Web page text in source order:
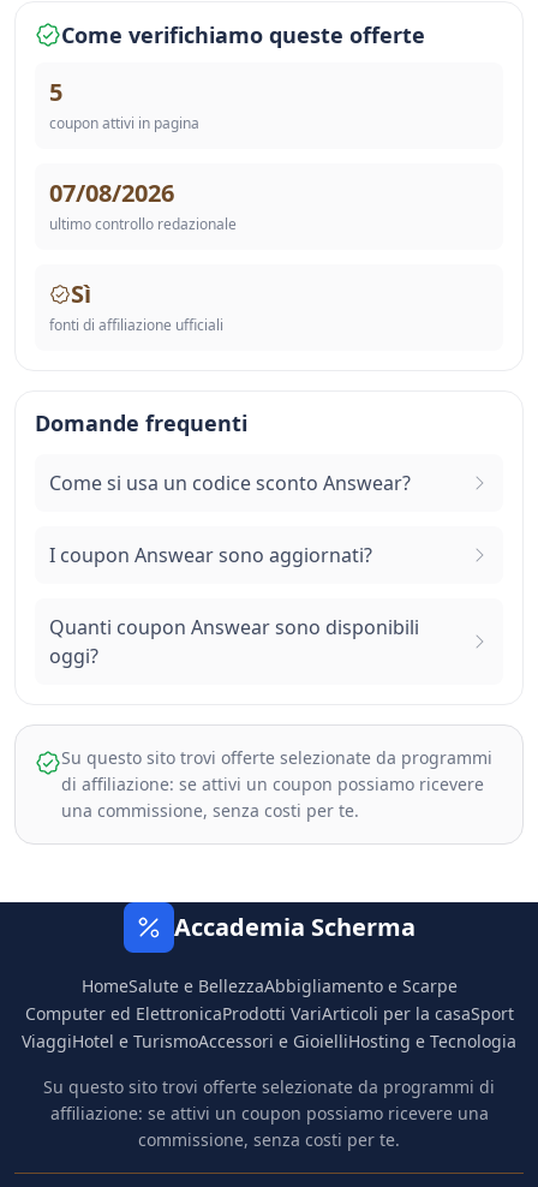
Come verifichiamo queste offerte
5
coupon attivi in pagina
07/08/2026
ultimo controllo redazionale
Sì
fonti di affiliazione ufficiali
Domande frequenti
Come si usa un codice sconto Answear?
I coupon Answear sono aggiornati?
Quanti coupon Answear sono disponibili
oggi?
Su questo sito trovi offerte selezionate da programmi
di affiliazione: se attivi un coupon possiamo ricevere
una commissione, senza costi per te.
Accademia Scherma
HomeSalute e BellezzaAbbigliamento e Scarpe
Computer ed ElettronicaProdotti VariArticoli per la casaSport
ViaggiHotel e TurismoAccessori e GioielliHosting e Tecnologia
Su questo sito trovi offerte selezionate da programmi di
affiliazione: se attivi un coupon possiamo ricevere una
commissione, senza costi per te.